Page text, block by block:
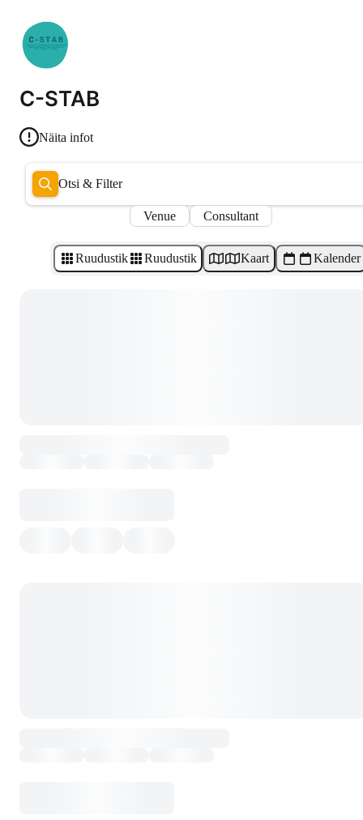
C-STAB
Näita infot
Otsi & Filter
Venue Consultant
Ruudustik Ruudustik Kaart Kalender